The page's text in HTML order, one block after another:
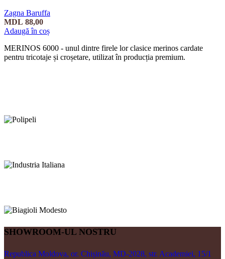
Zagna Baruffa
MDL 88,00
Adaugă în coș
MERINOS 6000 - unul dintre firele lor clasice merinos cardate
pentru tricotaje și croșetare, utilizat în producția premium.
SHOWROOM-UL NOSTRU
Republica Moldova, or. Chișinău, MD-2028, str. Academiei, 15/1